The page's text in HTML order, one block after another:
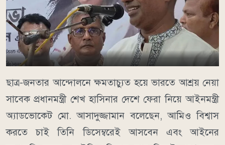
ছাত্র-জনতার আন্দোলনে ক্ষমতাচ্যুত হয়ে ভারতে আশ্রয় নেয়া
সাবেক প্রধানমন্ত্রী শেখ হাসিনার দেশে ফেরা নিয়ে আইনমন্ত্রী
অ্যাডভোকেট মো. আসাদুজ্জামান বলেছেন, আমিও বিশ্বাস
করতে চাই তিনি ডিসেম্বরেই আসবেন এবং আইনের